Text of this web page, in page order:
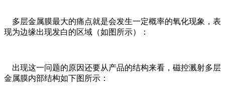
多层金属膜最大的痛点就是会发生一定概率的氧化现象，表
现为边缘出现发白的区域（如图所示）：
出现这一问题的原因还要从产品的结构来看，磁控溅射多层
金属膜内部结构如下图所示：